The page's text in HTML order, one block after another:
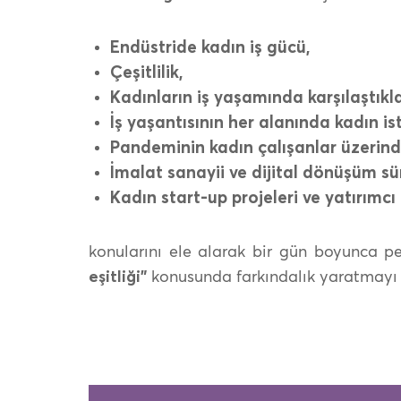
Endüstride kadın iş gücü,
Çeşitlilik,
Kadınların iş yaşamında
İş yaşantısının her alanında
Pandeminin kadın çalışanlar
İmalat sanayii ve dijital dönüşüm
Kadın start-up projeleri ve
konularını ele alarak bir gün boyunca
eşitliği” konusunda farkındalık